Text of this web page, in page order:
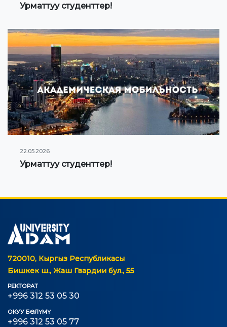
Урматтуу студенттер!
22.05.2026
Урматтуу студенттер!
720010, Кыргыз Республикасы
Бишкек ш., Жаш Гвардии бул., 55
РЕКТОРАТ
+996 312 53 05 30
ОКУУ БӨЛҮМҮ
+996 312 53 05 77